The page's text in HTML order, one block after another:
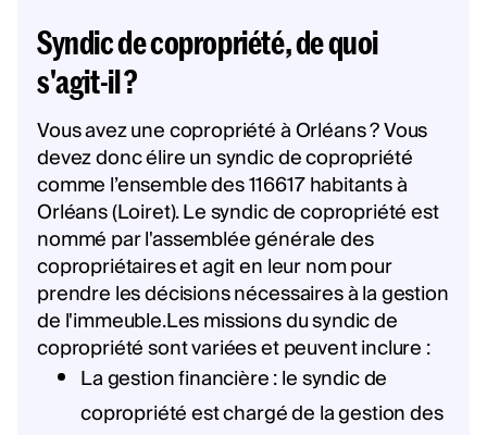
Syndic de copropriété, de quoi
s'agit-il ?
Vous avez une copropriété à Orléans ? Vous
devez donc élire un syndic de copropriété
comme l’ensemble des 116617 habitants à
Orléans (Loiret). Le syndic de copropriété est
nommé par l'assemblée générale des
copropriétaires et agit en leur nom pour
prendre les décisions nécessaires à la gestion
de l'immeuble.Les missions du syndic de
copropriété sont variées et peuvent inclure :
La gestion financière : le syndic de
copropriété est chargé de la gestion des